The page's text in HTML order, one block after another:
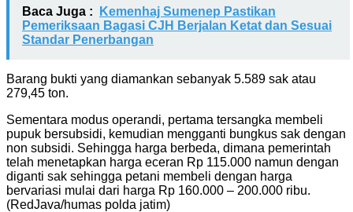
Baca Juga :
Kemenhaj Sumenep Pastikan
Pemeriksaan Bagasi CJH Berjalan Ketat dan Sesuai
Standar Penerbangan
Barang bukti yang diamankan sebanyak 5.589 sak atau
279,45 ton.
Sementara modus operandi, pertama tersangka membeli
pupuk bersubsidi, kemudian mengganti bungkus sak dengan
non subsidi. Sehingga harga berbeda, dimana pemerintah
telah menetapkan harga eceran Rp 115.000 namun dengan
diganti sak sehingga petani membeli dengan harga
bervariasi mulai dari harga Rp 160.000 – 200.000 ribu.
(RedJava/humas polda jatim)